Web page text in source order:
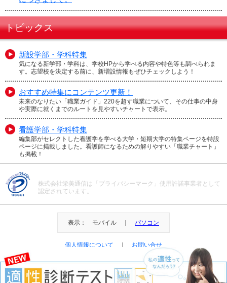
トピックス
新設学部・学科特集
気になる新学部・学科は、学校HPから学べる内容や特色等も調べられま
す。志望校を決定する前に、新増設情報もぜひチェックしよう！
おすすめ特集にコンテンツ更新！
未来のなりたい「職業ガイド」220を超す職業について、その仕事の中身
や実際に就くまでのルートを見やすいチャートで表示。
看護学部・学科特集
編集部がセレクトした看護学を学べる大学・短期大学の特集ページを特設
ページに掲載しました。看護師になるための解りやすい「職業チャート」
も掲載！
株式会社栄美通信は「プライバシーマーク」使用許諾事業者として
認定されています。
表示： モバイル ｜ パソコン
個人情報について お問い合せ
＠Eibi Tsushin All Right Reserved.